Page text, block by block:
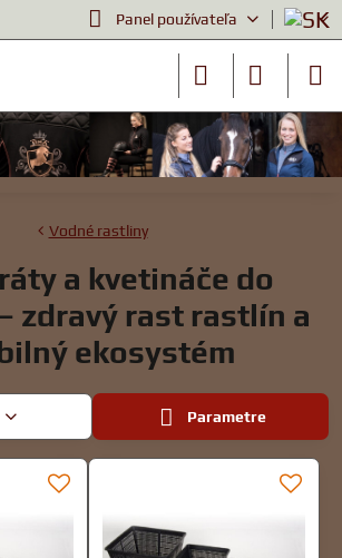
Panel používateľa
Vodné rastliny
a kvetináče do
zdravý rast rastlín a
ekosystém
Parametre